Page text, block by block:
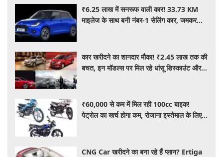
₹6.25 लाख में सनरूफ वाली कार! 33.73 KM
माइलेज के साथ बनी नंबर-1 सेलिंग कार, जमकर
कार खरीदने का शानदार मौका! ₹2.45 लाख तक की
बचत, इन मॉडल्स पर मिल रहे धांसू डिस्काउंट और
₹60,000 से कम में मिल रही 100cc बाइक!
पेट्रोल का खर्च होगा कम, रोजाना इस्तेमाल के लिए है
CNG Car खरीदने का बना रहे हैं प्लान? Ertiga